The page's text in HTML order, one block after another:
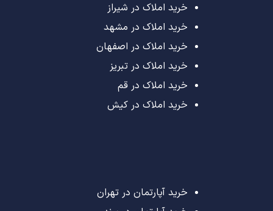
خرید املاک در شیراز
خرید املاک در مشهد
خرید املاک در اصفهان
خرید املاک در تبریز
خرید املاک در قم
خرید املاک در کیش
خرید آپارتمان در تهران